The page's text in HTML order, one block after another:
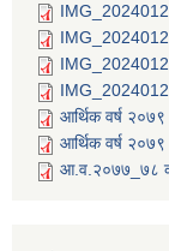
आर्थिक वर्ष
आर्थिक वर्ष
आ.व.२०७७_७८